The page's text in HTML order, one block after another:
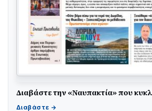
Διαβάστε την «Ναυπακτία» που
ΤΟ ΠΑΡΤΥ ΣΥΝΕΧΙΖΕΤΑΙ…
05/08 • 08:41